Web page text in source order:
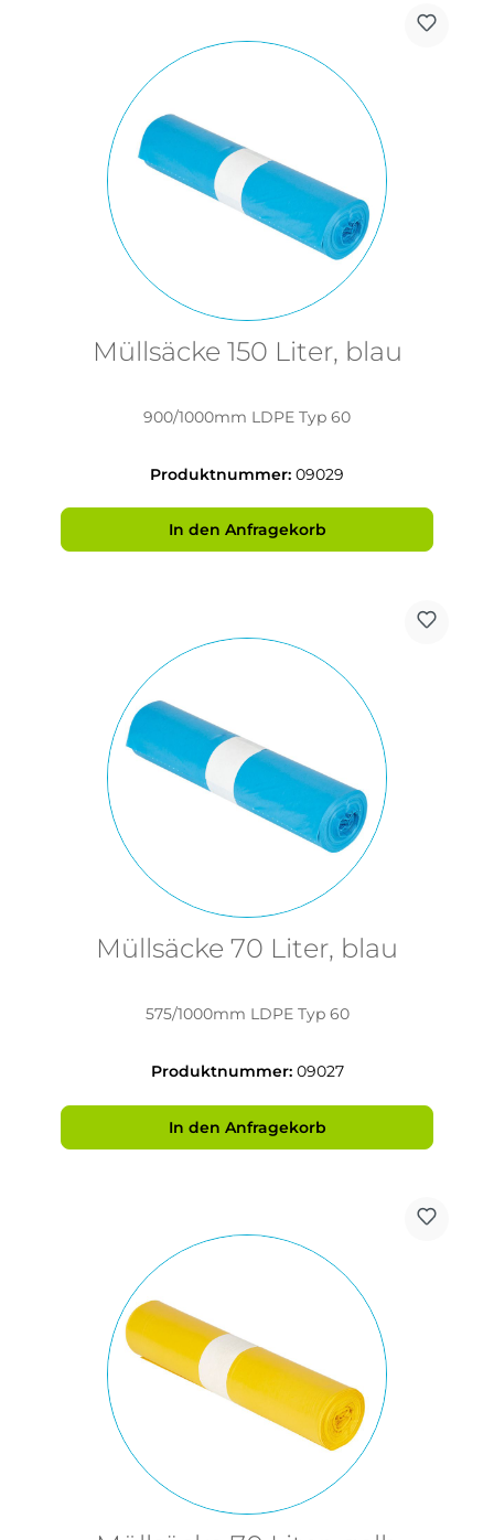
Müllsäcke 150 Liter, blau
900/1000mm LDPE Typ 60
Produktnummer: 09029
In den Anfragekorb
Müllsäcke 70 Liter, blau
575/1000mm LDPE Typ 60
Produktnummer: 09027
In den Anfragekorb